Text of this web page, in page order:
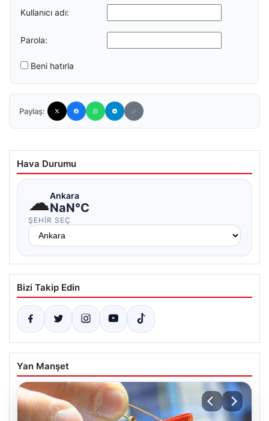
Kullanıcı adı:
Parola:
Beni hatırla
Paylaş:
Hava Durumu
☁Ankara
NaN°C
ŞEHIR SEÇ
Bizi Takip Edin
Yan Manşet